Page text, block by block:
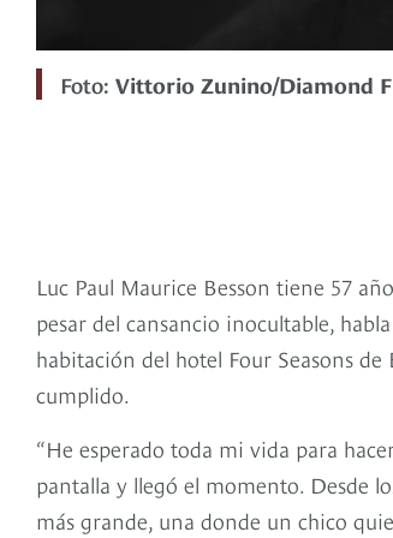
Foto: Vittorio Zunino/Diamond
Luc Paul Maurice Besson tiene 57
pesar del cansancio inocultable,
habitación del hotel Four Seasons
cumplido.
“He esperado toda mi vida para
pantalla y llegó el momento. Desde
más grande, una donde un chico